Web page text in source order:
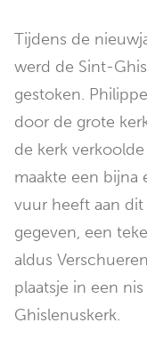
Tijdens de
werd de Sint-
gestoken.
door de grote
de kerk
maakte een bijna
vuur heeft aan
gegeven, een
aldus
plaatsje in een
Ghislenuskerk.